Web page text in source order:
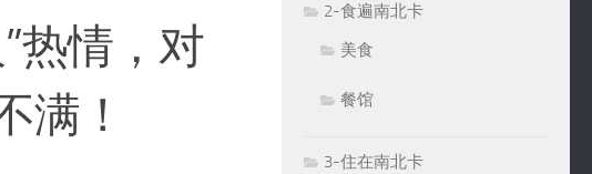
热情，对
满！
2-食遍南北卡
美食
餐馆
3-住在南北卡